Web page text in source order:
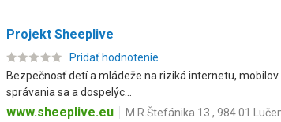
Projekt Sheeplive
Pridať hodnotenie
Bezpečnosť detí a mládeže na riziká internetu,
správania sa a dospelýc...
www.sheeplive.eu M.R.Štefánika 13 , 984 01